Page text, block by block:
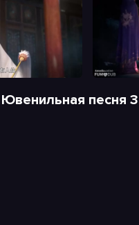
песня